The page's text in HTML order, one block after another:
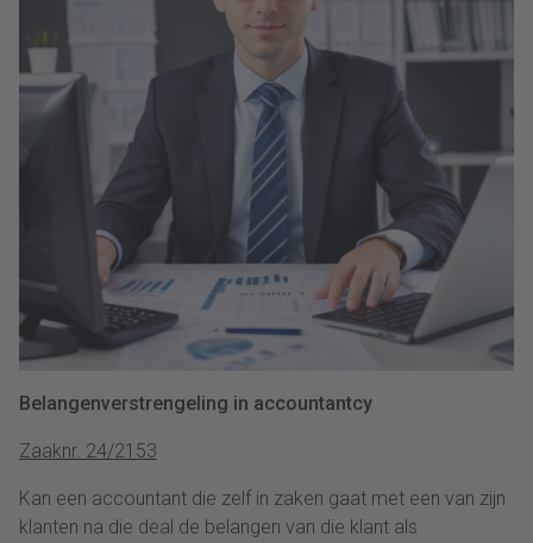
Belangenverstrengeling in accountantcy
Zaaknr. 24/2153
Kan een accountant die zelf in zaken gaat met een van zijn
klanten na die deal de belangen van die klant als